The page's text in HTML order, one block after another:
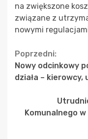
na zwiększone
związane z
nowymi
Continue
Reading
Poprzedni:
Nowy odcinkowy
działa –
Komunalnego